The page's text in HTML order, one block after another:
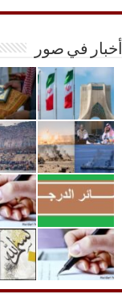
أخبار في صور